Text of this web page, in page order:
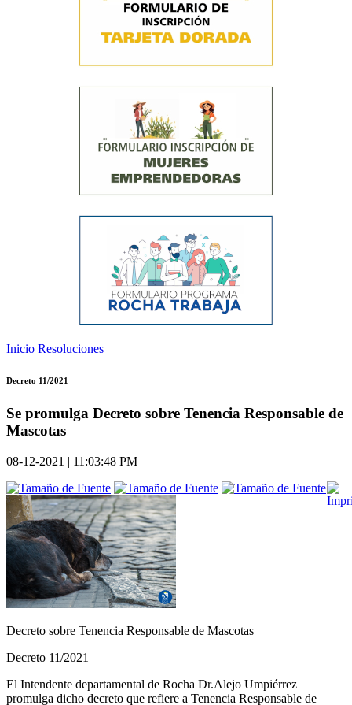
Inicio Resoluciones
Decreto 11/2021
Se promulga Decreto sobre Tenencia Responsable de
Mascotas
08-12-2021 | 11:03:48 PM
Decreto sobre Tenencia Responsable de Mascotas
Decreto 11/2021
El Intendente departamental de Rocha Dr.Alejo Umpiérrez
promulga dicho decreto que refiere a Tenencia Responsable de